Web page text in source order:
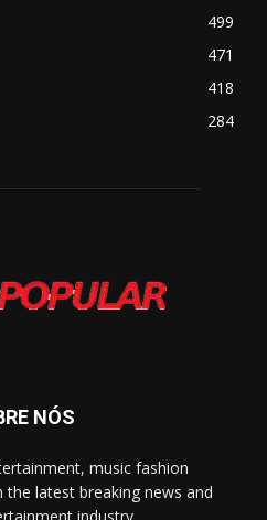
499
471
418
284
NÓS
music fashion
latest breaking news and